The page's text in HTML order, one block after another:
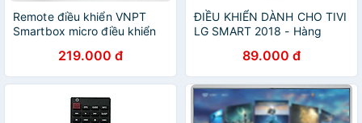
Remote điều khiển VNPT
Smartbox micro điều khiển
smart box - Hàng nhập khẩu
219.000 đ
ĐIỀU KHIỂN DÀNH CHO TIVI
LG SMART 2018 - Hàng
89.000 đ